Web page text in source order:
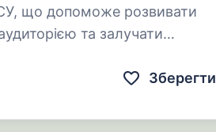
що допоможе розвивати
та залучати
Зберегти